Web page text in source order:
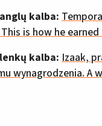
kalba:
is how he
kalba: Izaak,
wynagrodzenia. A